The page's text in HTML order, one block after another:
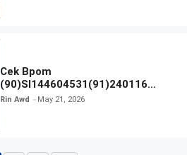
Cek Bpom
(90)SI144604531(91)240116
Kratingdaeng Red Bull
Rin Awd May 21, 2026